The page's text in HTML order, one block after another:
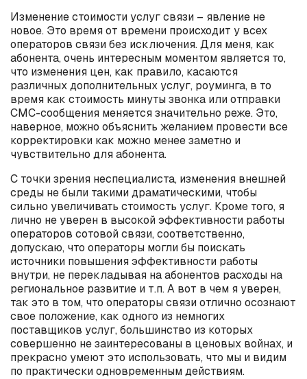
Изменение стоимости услуг связи – явление не
новое. Это время от времени происходит у всех
операторов связи без исключения. Для меня, как
абонента, очень интересным моментом является то,
что изменения цен, как правило, касаются
различных дополнительных услуг, роуминга, в то
время как стоимость минуты звонка или отправки
СМС-сообщения меняется значительно реже. Это,
наверное, можно объяснить желанием провести все
корректировки как можно менее заметно и
чувствительно для абонента.
С точки зрения неспециалиста, изменения внешней
среды не были такими драматическими, чтобы
сильно увеличивать стоимость услуг. Кроме того, я
лично не уверен в высокой эффективности работы
операторов сотовой связи, соответственно,
допускаю, что операторы могли бы поискать
источники повышения эффективности работы
внутри, не перекладывая на абонентов расходы на
региональное развитие и т.п. А вот в чем я уверен,
так это в том, что операторы связи отлично осознают
свое положение, как одного из немногих
поставщиков услуг, большинство из которых
совершенно не заинтересованы в ценовых войнах, и
прекрасно умеют это использовать, что мы и видим
по практически одновременным действиям.